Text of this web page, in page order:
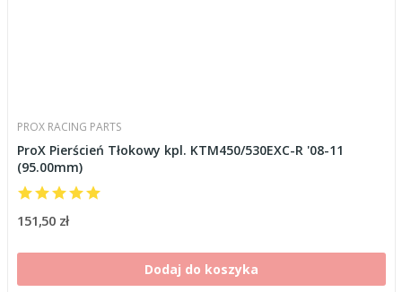
PROX RACING PARTS
ProX Pierścień Tłokowy kpl. KTM450/530EXC-R '08-11
(95.00mm)
151,50 zł
Dodaj do koszyka